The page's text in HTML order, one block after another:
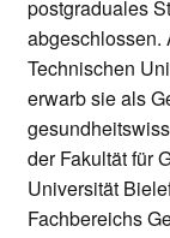
postgraduales
abgeschlossen.
Technischen
erwarb sie als
der Fakultät für
Universität
Fachbereichs